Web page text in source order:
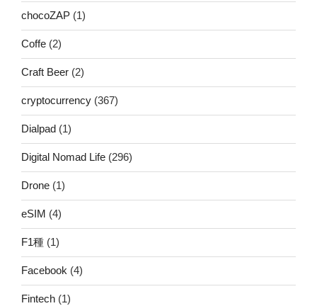
chocoZAP (1)
Coffe (2)
Craft Beer (2)
cryptocurrency (367)
Dialpad (1)
Digital Nomad Life (296)
Drone (1)
eSIM (4)
F1種 (1)
Facebook (4)
Fintech (1)